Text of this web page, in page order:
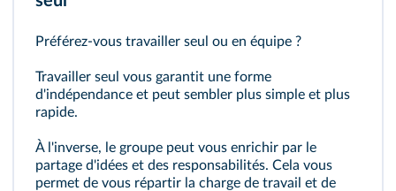
Préférez-vous travailler seul ou en équipe ?
Travailler seul vous garantit une forme
d'indépendance et peut sembler plus simple et plus
rapide.
À l'inverse, le groupe peut vous enrichir par le
partage d'idées et des responsabilités. Cela vous
permet de vous répartir la charge de travail et de